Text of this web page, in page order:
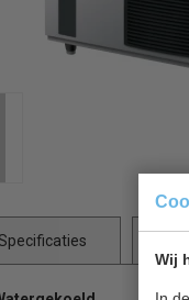
Wij